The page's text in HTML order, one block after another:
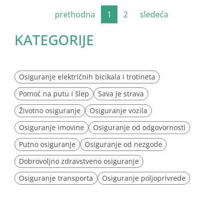
prethodna 1 2 sledeća
KATEGORIJE
Osiguranje električnih bicikala i trotineta
Pomoć na putu i šlep
Sava je strava
Životno osiguranje
Osiguranje vozila
Osiguranje imovine
Osiguranje od odgovornosti
Putno osiguranje
Osiguranje od nezgode
Dobrovoljno zdravstveno osiguranje
Osiguranje transporta
Osiguranje poljoprivrede